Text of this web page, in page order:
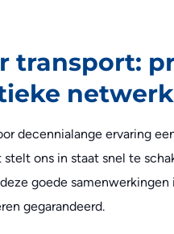
transport:
netwerk
decennialange ervaring
stelt ons in staat snel te
goede
gegarandeerd.